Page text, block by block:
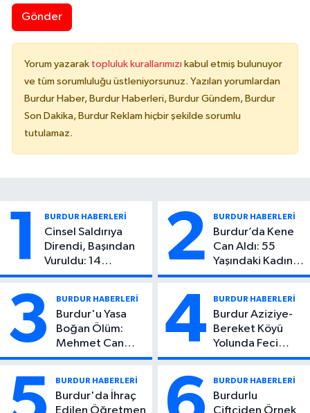
Gönder
Yorum yazarak topluluk kurallarımızı kabul etmiş bulunuyor
ve tüm sorumluluğu üstleniyorsunuz. Yazılan yorumlardan
Burdur Haber, Burdur Haberleri, Burdur Gündem, Burdur
Son Dakika, Burdur Reklam hiçbir şekilde sorumlu
tutulamaz.
1 BURDUR HABERLERİ
Cinsel Saldırıya
Direndi, Başından
Vuruldu: 14
Yaşındaki Çocuktan
2 BURDUR HABERLERİ
Burdur’da Kene
Can Aldı: 55
Yaşındaki Kadın
Hayatını Kaybetti
3 BURDUR HABERLERİ
Burdur'u Yasa
Boğan Ölüm:
Mehmet Can
Atıcı Genç Yaşta
4 BURDUR HABERLERİ
Burdur Aziziye-
Bereket Köyü
Yolunda Feci
Kaza: 1 Ölü, 2
BURDUR HABERLERİ
Burdur'da İhraç
BURDUR HABERLERİ
Burdurlu